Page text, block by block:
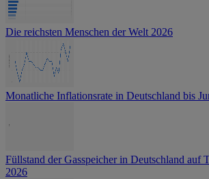
Die reichsten Menschen der Welt 2026
Monatliche Inflationsrate in Deutschland bis
Füllstand der Gasspeicher in Deutschland auf
2026